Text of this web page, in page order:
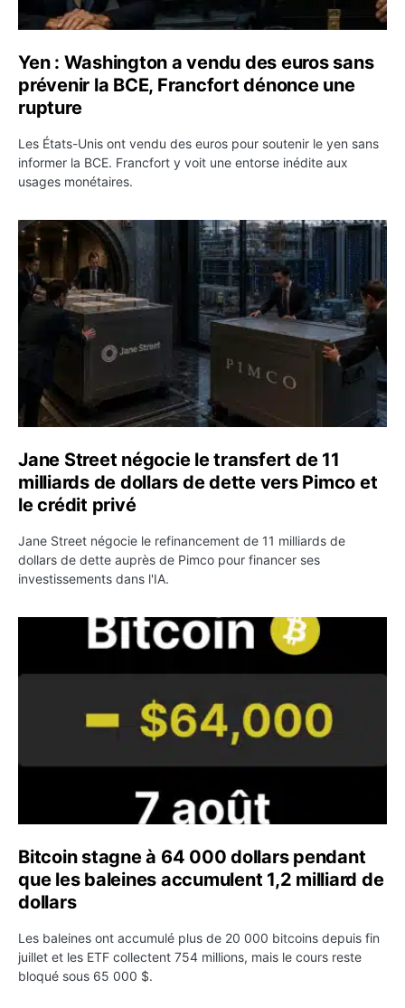
Yen : Washington a vendu des euros sans
prévenir la BCE, Francfort dénonce une
rupture
Les États-Unis ont vendu des euros pour soutenir le yen sans
informer la BCE. Francfort y voit une entorse inédite aux
usages monétaires.
Jane Street négocie le transfert de 11 milliards de
Jane Street négocie le transfert de 11
milliards de dollars de dette vers Pimco et
le crédit privé
Jane Street négocie le refinancement de 11 milliards de
dollars de dette auprès de Pimco pour financer ses
investissements dans l'IA.
Bitcoin stagne à 64 000 dollars pendant que les
Bitcoin stagne à 64 000 dollars pendant
que les baleines accumulent 1,2 milliard de
dollars
Les baleines ont accumulé plus de 20 000 bitcoins depuis fin
juillet et les ETF collectent 754 millions, mais le cours reste
bloqué sous 65 000 $.